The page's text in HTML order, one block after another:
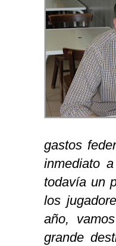
gastos
inmediato
todavía un
los
año,
grande